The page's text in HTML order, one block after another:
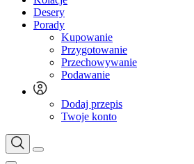
Desery
Porady
Kupowanie
Przygotowanie
Przechowywanie
Podawanie
Dodaj przepis
Twoje konto